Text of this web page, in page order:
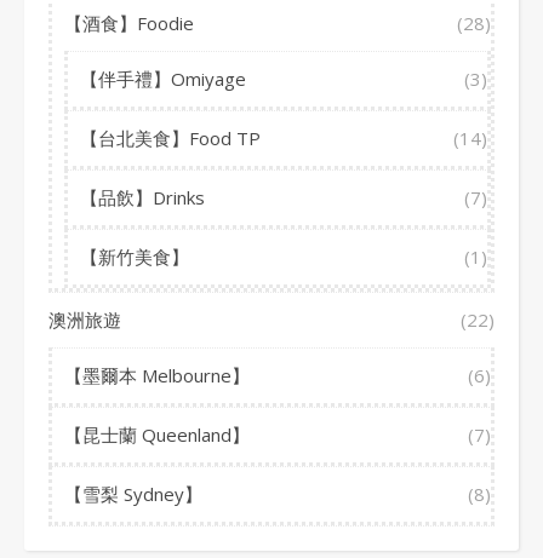
【酒食】Foodie (28)
【伴手禮】Omiyage (3)
【台北美食】Food TP (14)
【品飲】Drinks (7)
【新竹美食】 (1)
澳洲旅遊 (22)
【墨爾本 Melbourne】 (6)
【昆士蘭 Queenland】 (7)
【雪梨 Sydney】 (8)